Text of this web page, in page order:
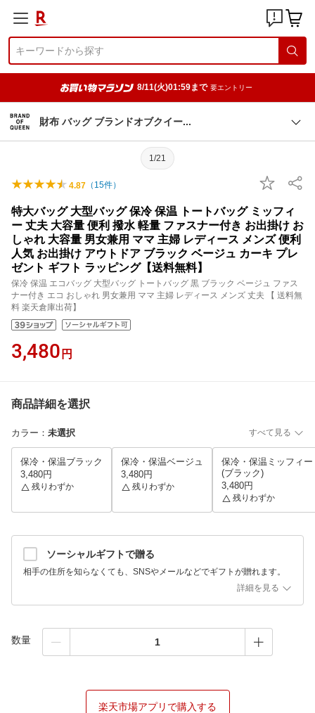
8/11(火)01:59まで 要エントリー
財布 バッグ ブランドオブクイー
1/21
4.87 （ 15件）
特大バッグ 大型バッグ 保冷 保温 トートバッグ ミッフィ
ー 丈夫 大容量 便利 撥水 軽量 ファスナー付き お出掛け お
しゃれ 大容量 男女兼用 ママ 主婦 レディース メンズ 便利
人気 お出掛け アウトドア ブラック ベージュ カーキ プレ
ゼント ギフト ラッピング【送料無料】
保冷 保温 エコバッグ 大型バッグ トートバッグ 黒 ブラック ベージュ ファス
ナー付き エコ おしゃれ 男女兼用 ママ 主婦 レディース メンズ 丈夫 【 送料無
料 楽天倉庫出荷】
3,480 円
商品詳細を選択
カラー ： 未選択 すべて見る
保冷・保温ブラック
3,480円
残りわずか
保冷・保温ベージュ
3,480円
残りわずか
保冷・保温ミッフィー
(ブラック)
3,480円
残りわずか
ソーシャルギフトで贈る
相手の住所を知らなくても、SNSやメールなどでギフトが贈れます。
詳細を見る
数量
楽天市場アプリで購入する